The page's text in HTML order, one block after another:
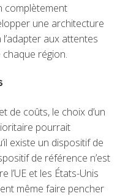
complètement
une architecture
aux attentes
région.
de coûts, le choix d’un
pourrait
existe un dispositif de
de référence n’est
l’UE et les États-Unis
même faire pencher